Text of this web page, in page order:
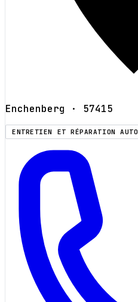
Enchenberg · 57415
ENTRETIEN ET RÉPARATION AUTO